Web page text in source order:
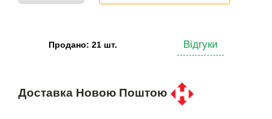
Продано: 21 шт. Відгуки
Доставка Новою Поштою